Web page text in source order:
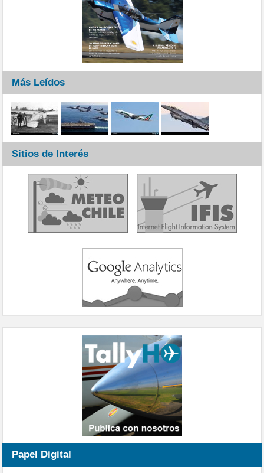
Más Leídos
Sitios de Interés
Papel Digital